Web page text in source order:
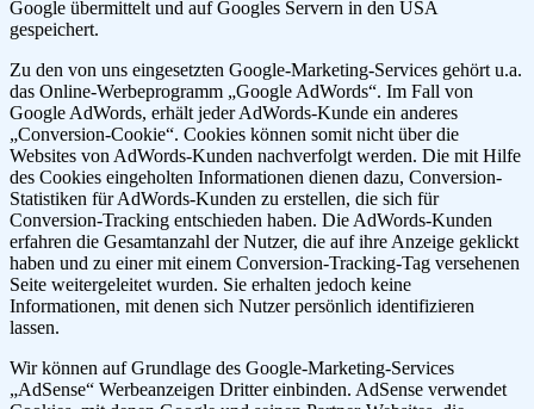
Google übermittelt und auf Googles Servern in den USA
gespeichert.
Zu den von uns eingesetzten Google-Marketing-Services gehört u.a.
das Online-Werbeprogramm „Google AdWords“. Im Fall von
Google AdWords, erhält jeder AdWords-Kunde ein anderes
„Conversion-Cookie“. Cookies können somit nicht über die
Websites von AdWords-Kunden nachverfolgt werden. Die mit Hilfe
des Cookies eingeholten Informationen dienen dazu, Conversion-
Statistiken für AdWords-Kunden zu erstellen, die sich für
Conversion-Tracking entschieden haben. Die AdWords-Kunden
erfahren die Gesamtanzahl der Nutzer, die auf ihre Anzeige geklickt
haben und zu einer mit einem Conversion-Tracking-Tag versehenen
Seite weitergeleitet wurden. Sie erhalten jedoch keine
Informationen, mit denen sich Nutzer persönlich identifizieren
lassen.
Wir können auf Grundlage des Google-Marketing-Services
„AdSense“ Werbeanzeigen Dritter einbinden. AdSense verwendet